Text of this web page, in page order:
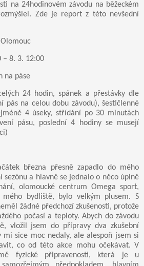
na 24hodinovém závodu na běžeckém
Zde je report z této nevšední
– 8. 3. 12:00
na páse
24 hodin, spánek a přestávky dle
pás na celou dobu závodu), šestičlenné
4 úseky, střídání po 30 minutách
pásu, poslední 4 hodiny se musejí
března přesně zapadlo do mého
sezónu a hlavně se jednalo o něco úplně
olomoucké centrum Omega sport,
bydliště, bylo velkým plusem. S
žádné předchozí zkušenosti, protože
počasí a teploty. Abych do závodu
vložil jsem do přípravy dva zkušební
sice moc nedaly, ale alespoň jsem si
co od této akce mohu očekávat. V
fyzické připravenosti, která je u